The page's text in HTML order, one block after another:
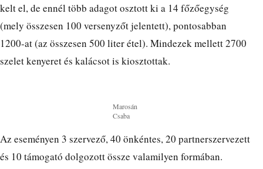
kelt el, de ennél több adagot osztott ki a 14 főzőegység
(mely összesen 100 versenyzőt jelentett), pontosabban
1200-at (az összesen 500 liter étel). Mindezek mellett 2700
szelet kenyeret és kalácsot is kiosztottak.
Marosán
Csaba
Az eseményen 3 szervező, 40 önkéntes, 20 partnerszervezett
és 10 támogató dolgozott össze valamilyen formában.